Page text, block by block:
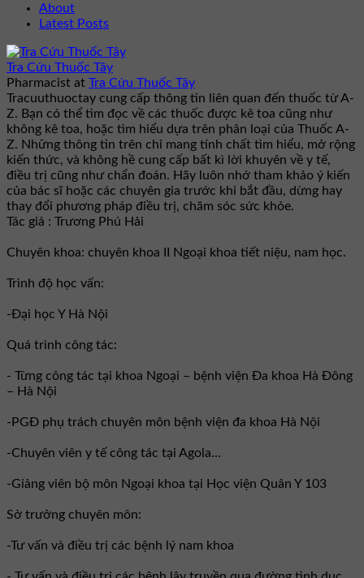
About
Latest Posts
Tra Cứu Thuốc Tây
Pharmacist at Tra Cứu Thuốc Tây
Tracuuthuoctay cung cấp thông tin liên quan đến thuốc từ A-
Z. Bạn có thể tìm đọc về các thuốc được kê toa cũng như
không kê toa, hoặc tìm hiểu dựa trên phân loại của Thuốc A-
Z. Những thông tin trên chỉ mang tính chất tìm hiểu, mở rộng
kiến thức, và không hề cung cấp bất kì lời khuyên về y tế,
điều trị cũng như chẩn đoán. Hãy luôn nhớ tham khảo ý kiến
của bác sĩ hoặc các chuyên gia trước khi bắt đầu, dừng hay
thay đổi phương pháp điều trị, chăm sóc sức khỏe.
Tác giả : Trương Phú Hải
Chuyên khoa: chuyên khoa II Ngoại khoa tiết niệu, nam học.
Trình độ học vấn:
-Đại học Y Hà Nội
Quá trình công tác:
- Từng công tác tại khoa Ngoại – bệnh viện Đa khoa Hà Đông
– Hà Nội
-PGĐ phụ trách chuyên môn bệnh viện đa khoa Hà Nội
-Chuyên viên y tế công tác tại Agola...
-Giảng viên bộ môn Ngoại khoa tại Học viện Quân Y 103
Sở trưởng chuyên môn:
-Tư vấn và điều trị các bệnh lý nam khoa